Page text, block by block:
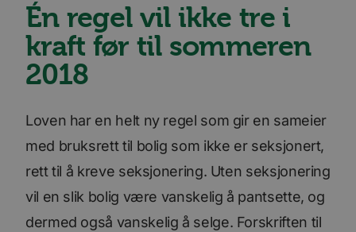
Én regel vil ikke tre i
kraft før til sommeren
2018
Loven har en helt ny regel som gir en sameier
med bruksrett til bolig som ikke er seksjonert,
rett til å kreve seksjonering. Uten seksjonering
vil en slik bolig være vanskelig å pantsette, og
dermed også vanskelig å selge. Forskriften til